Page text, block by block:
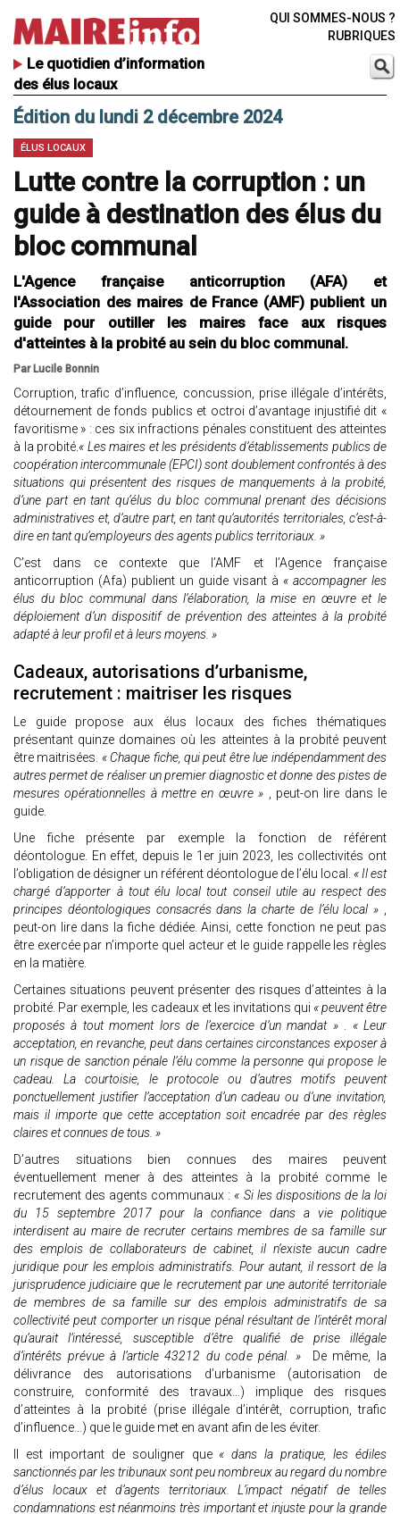
Le quotidien d’information
des élus locaux
QUI SOMMES-NOUS ?
RUBRIQUES
Édition du lundi 2 décembre 2024
ÉLUS LOCAUX
Lutte contre la corruption : un
guide à destination des élus du
bloc communal
L'Agence française anticorruption (AFA) et
l'Association des maires de France (AMF) publient un
guide pour outiller les maires face aux risques
d'atteintes à la probité au sein du bloc communal.
Par Lucile Bonnin
Corruption, trafic d’influence, concussion, prise illégale d’intérêts,
détournement de fonds publics et octroi d’avantage injustifié dit «
favoritisme » : ces six infractions pénales constituent des atteintes
à la probité.« Les maires et les présidents d’établissements publics de
coopération intercommunale (EPCI) sont doublement confrontés à des
situations qui présentent des risques de manquements à la probité,
d’une part en tant qu’élus du bloc communal prenant des décisions
administratives et, d’autre part, en tant qu’autorités territoriales, c’est-à-
dire en tant qu’employeurs des agents publics territoriaux. »
C’est dans ce contexte que l’AMF et l’Agence française
anticorruption (Afa) publient un guide visant à « accompagner les
élus du bloc communal dans l’élaboration, la mise en œuvre et le
déploiement d’un dispositif de prévention des atteintes à la probité
adapté à leur profil et à leurs moyens. »
Cadeaux, autorisations d’urbanisme,
recrutement : maitriser les risques
Le guide propose aux élus locaux des fiches thématiques
présentant quinze domaines où les atteintes à la probité peuvent
être maitrisées. « Chaque fiche, qui peut être lue indépendamment des
autres permet de réaliser un premier diagnostic et donne des pistes de
mesures opérationnelles à mettre en œuvre » , peut-on lire dans le
guide.
Une fiche présente par exemple la fonction de référent
déontologue. En effet, depuis le 1er juin 2023, les collectivités ont
l’obligation de désigner un référent déontologue de l’élu local. « Il est
chargé d’apporter à tout élu local tout conseil utile au respect des
principes déontologiques consacrés dans la charte de l’élu local » ,
peut-on lire dans la fiche dédiée. Ainsi, cette fonction ne peut pas
être exercée par n’importe quel acteur et le guide rappelle les règles
en la matière.
Certaines situations peuvent présenter des risques d’atteintes à la
probité. Par exemple, les cadeaux et les invitations qui « peuvent être
proposés à tout moment lors de l’exercice d’un mandat » . « Leur
acceptation, en revanche, peut dans certaines circonstances exposer à
un risque de sanction pénale l’élu comme la personne qui propose le
cadeau. La courtoisie, le protocole ou d’autres motifs peuvent
ponctuellement justifier l’acceptation d’un cadeau ou d’une invitation,
mais il importe que cette acceptation soit encadrée par des règles
claires et connues de tous. »
D’autres situations bien connues des maires peuvent
éventuellement mener à des atteintes à la probité comme le
recrutement des agents communaux : « Si les dispositions de la loi
du 15 septembre 2017 pour la confiance dans a vie politique
interdisent au maire de recruter certains membres de sa famille sur
des emplois de collaborateurs de cabinet, il n’existe aucun cadre
juridique pour les emplois administratifs. Pour autant, il ressort de la
jurisprudence judiciaire que le recrutement par une autorité territoriale
de membres de sa famille sur des emplois administratifs de sa
collectivité peut comporter un risque pénal résultant de l’intérêt moral
qu’aurait l’intéressé, susceptible d’être qualifié de prise illégale
d’intérêts prévue à l’article 43212 du code pénal. »
De même, la
délivrance des autorisations d’urbanisme (autorisation de
construire, conformité des travaux…) implique des risques
d’atteintes à la probité (prise illégale d’intérêt, corruption, trafic
d’influence…) que le guide met en avant afin de les éviter.
Il est important de souligner que « dans la pratique, les édiles
sanctionnés par les tribunaux sont peu nombreux au regard du nombre
d’élus locaux et d’agents territoriaux. L’impact négatif de telles
condamnations est néanmoins très important et injuste pour la grande